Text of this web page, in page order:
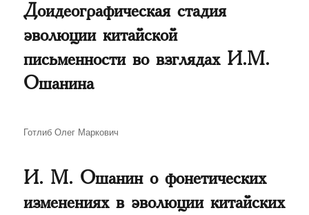
Доидеографическая стадия
эволюции китайской
письменности во взглядах И.М.
Ошанина
Автор
Готлиб Олег Маркович
И. М. Ошанин о фонетических
изменениях в эволюции китайских